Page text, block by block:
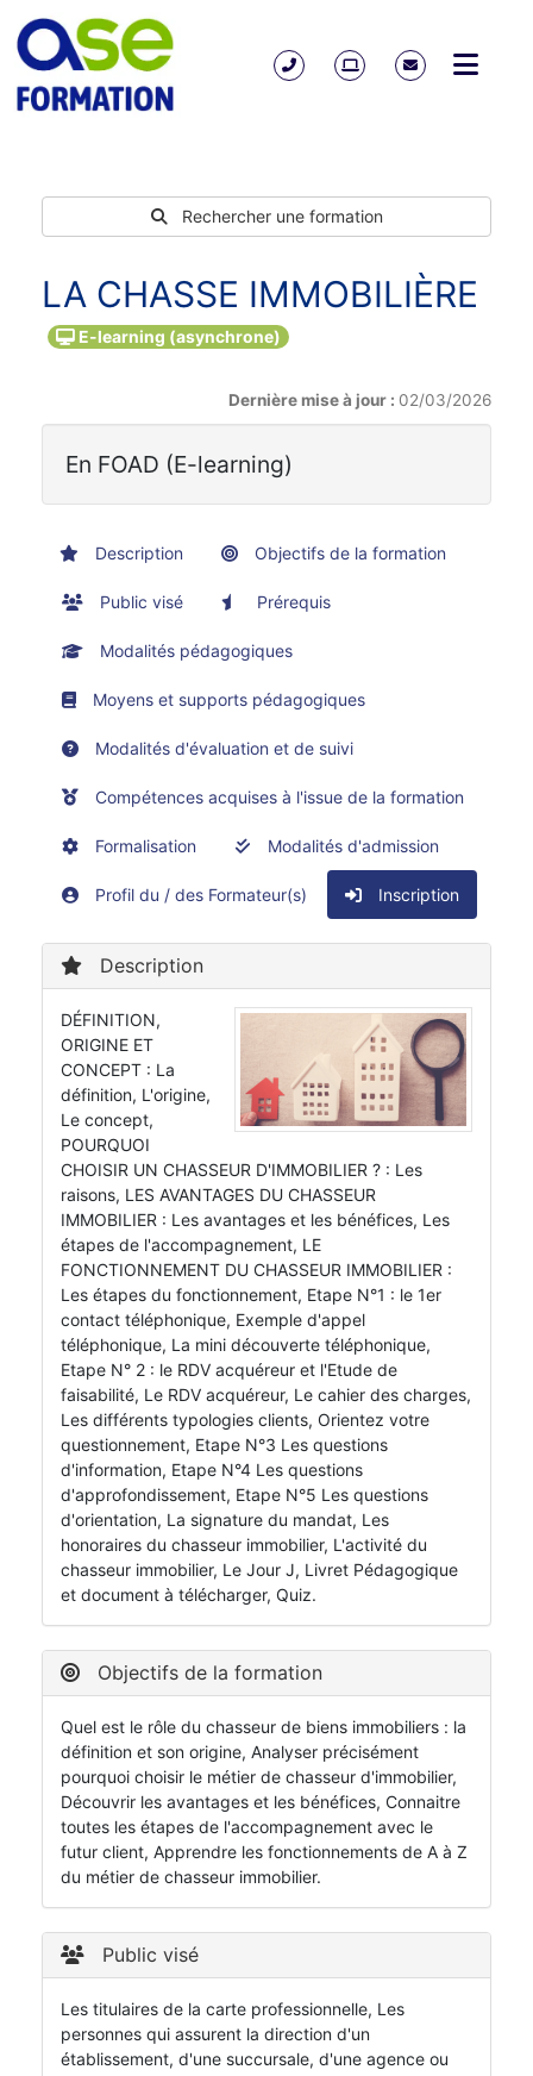
Rechercher une formation
LA CHASSE IMMOBILIÈRE
E-learning (asynchrone)
Dernière mise à jour : 02/03/2026
En FOAD (E-learning)
Description Objectifs de la formation
Public visé Prérequis
Modalités pédagogiques
Moyens et supports pédagogiques
Modalités d'évaluation et de suivi
Compétences acquises à l'issue de la formation
Formalisation Modalités d'admission
Profil du / des Formateur(s) Inscription
Description
DÉFINITION,
ORIGINE ET
CONCEPT : La
définition, L'origine,
Le concept,
POURQUOI
CHOISIR UN CHASSEUR D'IMMOBILIER ? : Les
raisons, LES AVANTAGES DU CHASSEUR
IMMOBILIER : Les avantages et les bénéfices, Les
étapes de l'accompagnement, LE
FONCTIONNEMENT DU CHASSEUR IMMOBILIER :
Les étapes du fonctionnement, Etape N°1 : le 1er
contact téléphonique, Exemple d'appel
téléphonique, La mini découverte téléphonique,
Etape N° 2 : le RDV acquéreur et l'Etude de
faisabilité, Le RDV acquéreur, Le cahier des charges,
Les différents typologies clients, Orientez votre
questionnement, Etape N°3 Les questions
d'information, Etape N°4 Les questions
d'approfondissement, Etape N°5 Les questions
d'orientation, La signature du mandat, Les
honoraires du chasseur immobilier, L'activité du
chasseur immobilier, Le Jour J, Livret Pédagogique
et document à télécharger, Quiz.
Objectifs de la formation
Quel est le rôle du chasseur de biens immobiliers : la
définition et son origine, Analyser précisément
pourquoi choisir le métier de chasseur d'immobilier,
Découvrir les avantages et les bénéfices, Connaitre
toutes les étapes de l'accompagnement avec le
futur client, Apprendre les fonctionnements de A à Z
du métier de chasseur immobilier.
Public visé
Les titulaires de la carte professionnelle, Les
personnes qui assurent la direction d'un
établissement, d'une succursale, d'une agence ou